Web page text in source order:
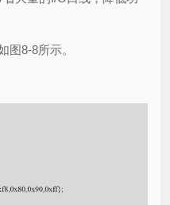
图8-8所示。